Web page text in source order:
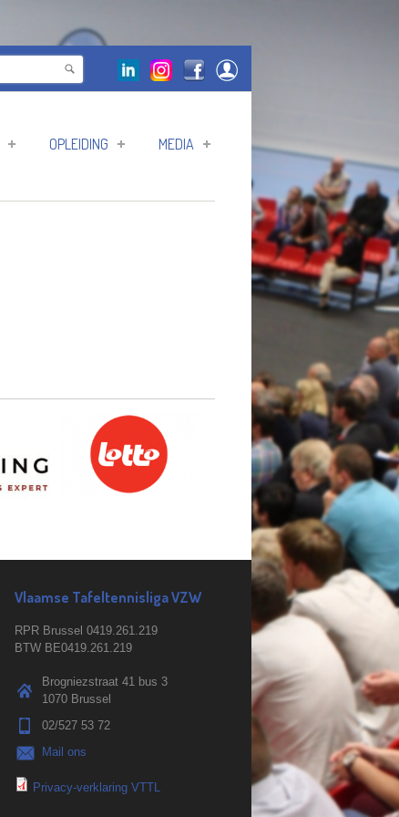
OPLEIDING MEDIA
Vlaamse Tafeltennisliga VZW
RPR Brussel 0419.261.219
BTW BE0419.261.219
Brogniezstraat 41 bus 3
1070 Brussel
02/527 53 72
Mail ons
Privacy-verklaring VTTL